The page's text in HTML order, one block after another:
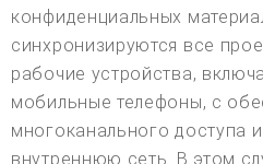
конфиденциальных
синхронизируются все
рабочие устройства,
мобильные телефоны, с
многоканального доступа
внутреннюю сеть. В этом